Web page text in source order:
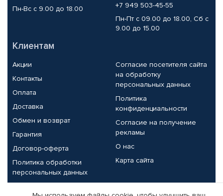
Пн-Вс с 9.00 до 18.00
+7 949 503-45-55
Пн-Пт с 09.00 до 18.00, Сб с
9.00 до 15.00
Клиентам
Акции
Контакты
Оплата
Доставка
Обмен и возврат
Гарантия
Договор-оферта
Политика обработки
персональных данных
Согласие посетителя сайта
на обработку
персональных данных
Политика
конфиденциальности
Согласие на получение
рекламы
О нас
Карта сайта